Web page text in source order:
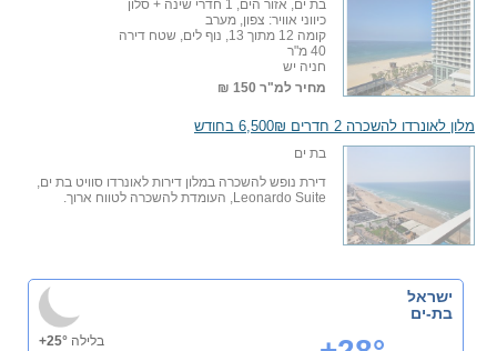
בת ים, אזור הים, 1 חדרי שינה + סלון
כיווני אוויר: צפון, מערב
קומה 12 מתוך 13, נוף לים, שטח דירה
40 מ"ר
חניה יש
מחיר למ"ר 150 ₪
מלון לאונרדו להשכרה 2 חדרים 6,500₪ בחודש
בת ים
דירת נופש להשכרה במלון דירות לאונרדו סוויט בת ים,
Leonardo Suite, העומדת להשכרה לטווח ארוך.
ישראל
בת-ים
בלילה +25°